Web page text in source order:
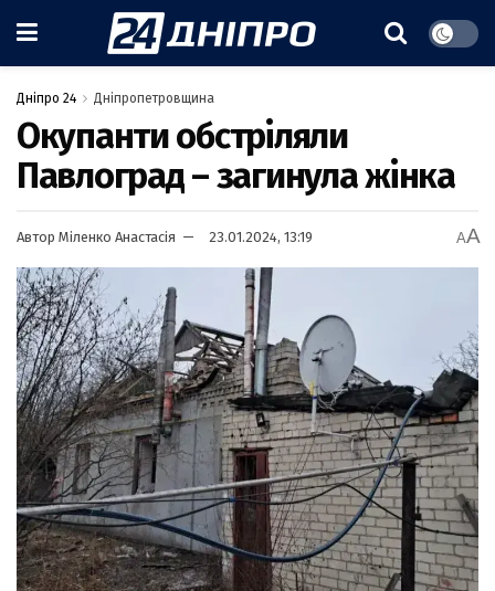
Дніпро 24 Дніпропетровщина
Окупанти обстріляли
Павлоград – загинула жінка
Автор Міленко Анастасія 23.01.2024, 13:19 AA